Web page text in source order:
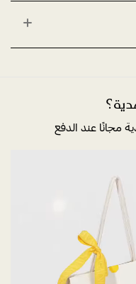
مجانًا عند الدفع